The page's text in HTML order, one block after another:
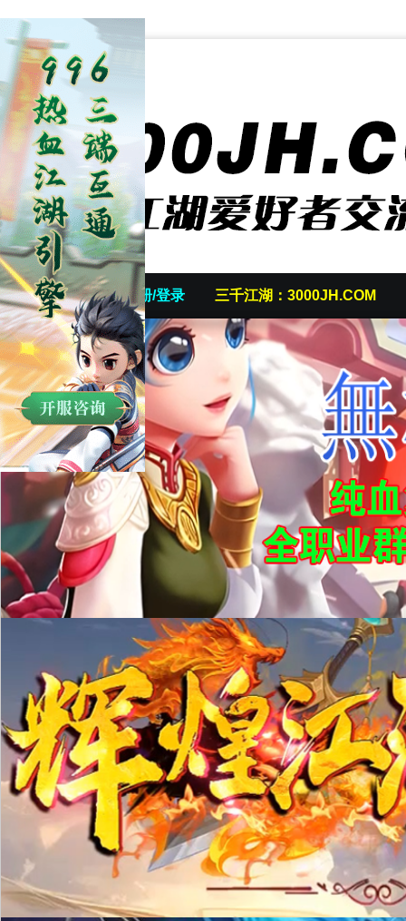
首页 发帖/注册/登录 三千江湖：3000JH.COM